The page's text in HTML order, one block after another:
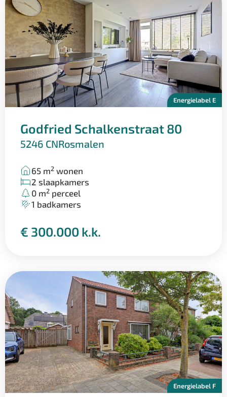
Ammerzoden over diverse sportverenigingen en is
basisschool de Schakel gemakkelijk te voet bereikbaar.
Energielabel E
Godfried Schalkenstraat 80
5246 CNRosmalen
65 m2 wonen
2 slaapkamers
0 m2 perceel
1 badkamers
€ 300.000 k.k.
Energielabel F